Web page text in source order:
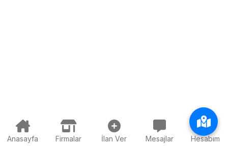
Anasayfa Firmalar İlan Ver Mesajlar Hesabım